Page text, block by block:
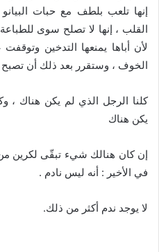
إنها تلعب بلطف مع حبات
القلب ، إنها لا تصلح سوى
لأن أباها يمنعها التدخين
الخوف ، وستقرر بعد ذلك أن تصبح
كلنا الرجل الذي لم يكن هناك ،
يكن هناك
إن كان هنالك شيء تبقّى لكرين من
في الأخير : أنه ليس نادم .
لا يوجد ندم أكثر من ذلك.